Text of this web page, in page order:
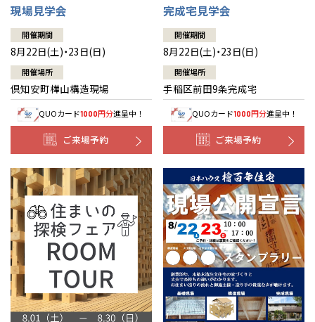
現場見学会
開催期間
8月22日(土)・23日(日)
開催場所
倶知安町樺山構造現場
QUOカード1000円分進呈中！
ご来場予約
完成宅見学会
開催期間
8月22日(土)・23日(日)
開催場所
手稲区前田9条完成宅
QUOカード1000円分進呈中！
ご来場予約
道南
道東
岩手
山形
宮城
福島
山梨
長野
富山
石川
福井
東京
神奈川
埼玉
千葉
茨城
栃木
群馬
東海
愛知
岐阜
静岡
三重
近畿
大阪
京都
兵庫
奈良
滋賀
和歌山
中国・四国
岡山
香川
愛媛
鳥取
島根
広島
九州
福岡
佐賀
熊本
大分
宮崎
分譲マンション
※現住所のある都道府県以外の建築予定地の方でも現住所の有るお近
くの展示場又は店舗にお問合せください。移住の計画の方もご相談対
応します。お気軽にご相談ください。
道北
道南
道東
釧路
岩手県
山形県
宮城県
仙台
福島県
会津
長岡
山梨県
長野県
富山県
富山
石川県
福井県
福井
東京都
神奈川県
相模
埼玉県
埼玉
千葉県
千葉
柏
茨城県
水戸
栃木県
宇都宮
小山
群馬県
群馬
伊勢崎
東海
愛知県
岐阜県
岐阜
静岡県
三重県
四日市
近畿
大阪府
大阪
京都府
京都
兵庫県
姫路
奈良県
奈良
中国・四国
岡山県
岡山
愛媛県
松山
九州
福岡県
福岡
佐賀県
佐賀
熊本県
熊本
大分県
大分
宮崎県
宮崎
鹿児島県
鹿児島